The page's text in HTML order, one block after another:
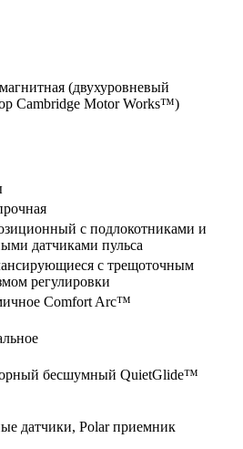
(двухуровневый
Cambridge Motor Works™)
с подлокотниками и
датчиками пульса
с трещоточным
регулировки
Comfort Arc™
бесшумный QuietGlide™
датчики, Polar приемник